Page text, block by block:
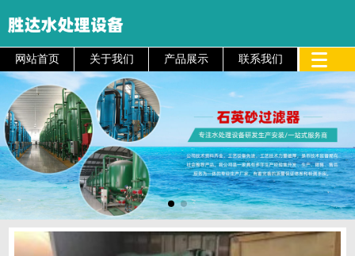
网站首页 关于我们 产品展示 联系我们